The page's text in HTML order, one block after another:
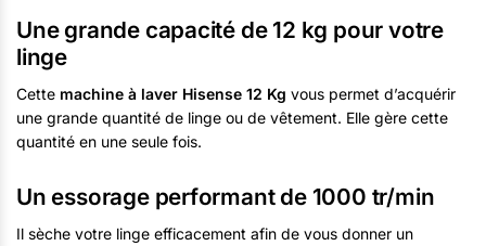
Une grande capacité de 12 kg pour votre
linge
Cette machine à laver Hisense 12 Kg vous permet d’acquérir
une grande quantité de linge ou de vêtement. Elle gère cette
quantité en une seule fois.
Un essorage performant de 1000 tr/min
Il sèche votre linge efficacement afin de vous donner un